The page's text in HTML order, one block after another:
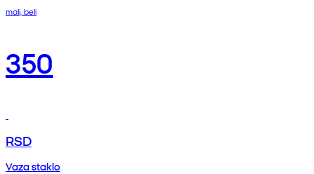
mali, beli
350
RSD
Vaza staklo